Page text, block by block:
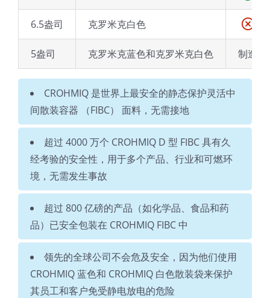
6.5盎司 克罗米克白色
5盎司 克罗米克蓝色和克罗米克白色 制造
CROHMIQ 是世界上最安全的静态保护灵活中
间散装容器 （FIBC） 面料，无需接地
超过 4000 万个 CROHMIQ D 型 FIBC 具有久
经考验的安全性，用于多个产品、行业和可燃环
境，无需发生事故
超过 800 亿磅的产品（如化学品、食品和药
品）已安全包装在 CROHMIQ FIBC 中
领先的全球公司不会危及安全，因为他们使用
CROHMIQ 蓝色和 CROHMIQ 白色散装袋来保护
其员工和客户免受静电放电的危险